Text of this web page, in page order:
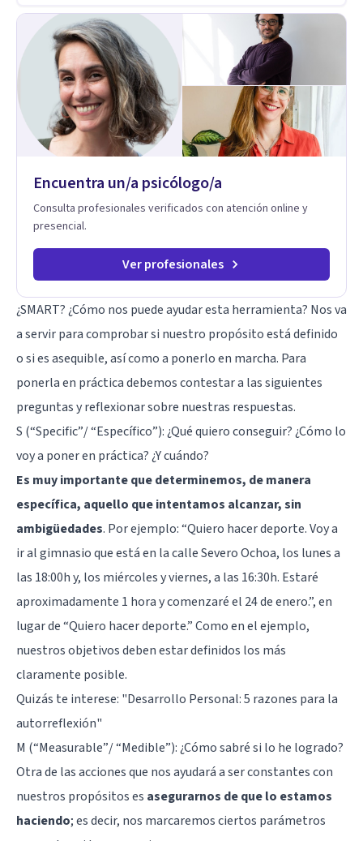
Encuentra un/a psicólogo/a
Consulta profesionales verificados con atención online y
presencial.
Ver profesionales
¿SMART? ¿Cómo nos puede ayudar esta herramienta? Nos va
a servir para comprobar si nuestro propósito está definido
o si es asequible, así como a ponerlo en marcha. Para
ponerla en práctica debemos contestar a las siguientes
preguntas y reflexionar sobre nuestras respuestas.
S (“Specific”/ “Específico”): ¿Qué quiero conseguir? ¿Cómo lo
voy a poner en práctica? ¿Y cuándo?
Es muy importante que determinemos, de manera
específica, aquello que intentamos alcanzar, sin
ambigüedades. Por ejemplo: “Quiero hacer deporte. Voy a
ir al gimnasio que está en la calle Severo Ochoa, los lunes a
las 18:00h y, los miércoles y viernes, a las 16:30h. Estaré
aproximadamente 1 hora y comenzaré el 24 de enero.”, en
lugar de “Quiero hacer deporte.” Como en el ejemplo,
nuestros objetivos deben estar definidos los más
claramente posible.
Quizás te interese: "Desarrollo Personal: 5 razones para la
autorreflexión"
M (“Measurable”/ “Medible”): ¿Cómo sabré si lo he logrado?
Otra de las acciones que nos ayudará a ser constantes con
nuestros propósitos es asegurarnos de que lo estamos
haciendo; es decir, nos marcaremos ciertos parámetros